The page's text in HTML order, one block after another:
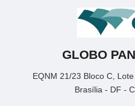
GLOBO
EQNM 21/23 Bloco C,
Brasília - DF -